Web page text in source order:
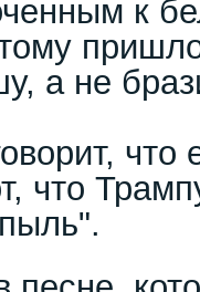
к
а не
что
что